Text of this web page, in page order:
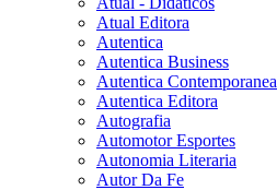
CENTRAL
Atual Editora
Autentica
Autentica Business
Autentica Contemporanea
Autentica Editora
Autografia
Automotor Esportes
Autonomia Literaria
Autor Da Fe